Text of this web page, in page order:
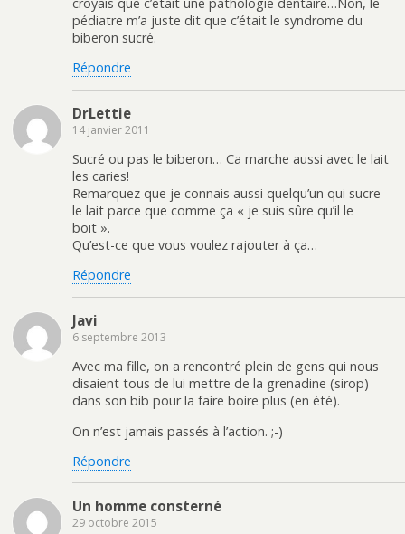
pédiatre m’a juste dit que c’était le syndrome du
biberon sucré.
Répondre
DrLettie
14 janvier 2011
Sucré ou pas le biberon… Ca marche aussi avec le lait
les caries!
Remarquez que je connais aussi quelqu’un qui sucre
le lait parce que comme ça « je suis sûre qu’il le
boit ».
Qu’est-ce que vous voulez rajouter à ça…
Répondre
Javi
6 septembre 2013
Avec ma fille, on a rencontré plein de gens qui nous
disaient tous de lui mettre de la grenadine (sirop)
dans son bib pour la faire boire plus (en été).
On n’est jamais passés à l’action. ;-)
Répondre
Un homme consterné
29 octobre 2015